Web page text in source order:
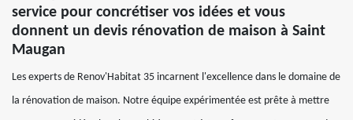
service pour concrétiser vos idées et vous
donnent un devis rénovation de maison à Saint
Maugan
Les experts de Renov'Habitat 35 incarnent l'excellence dans le domaine de
la rénovation de maison. Notre équipe expérimentée est prête à mettre